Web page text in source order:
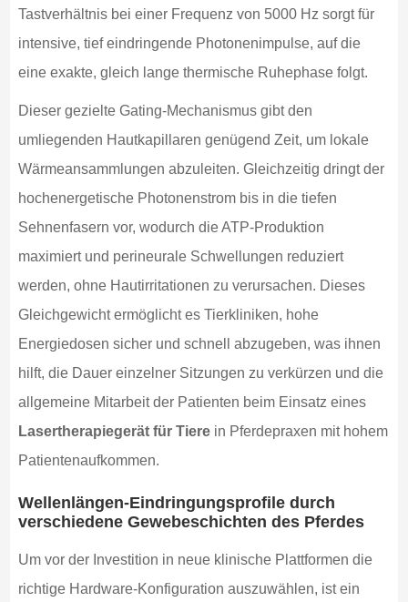
Tastverhältnis bei einer Frequenz von 5000 Hz sorgt für
intensive, tief eindringende Photonenimpulse, auf die
eine exakte, gleich lange thermische Ruhephase folgt.
Dieser gezielte Gating-Mechanismus gibt den
umliegenden Hautkapillaren genügend Zeit, um lokale
Wärmeansammlungen abzuleiten. Gleichzeitig dringt der
hochenergetische Photonenstrom bis in die tiefen
Sehnenfasern vor, wodurch die ATP-Produktion
maximiert und perineurale Schwellungen reduziert
werden, ohne Hautirritationen zu verursachen. Dieses
Gleichgewicht ermöglicht es Tierkliniken, hohe
Energiedosen sicher und schnell abzugeben, was ihnen
hilft, die Dauer einzelner Sitzungen zu verkürzen und die
allgemeine Mitarbeit der Patienten beim Einsatz eines
Lasertherapiegerät für Tierein Pferdepraxen mit hohem
Patientenaufkommen.
Wellenlängen-Eindringungsprofile durch
verschiedene Gewebeschichten des Pferdes
Um vor der Investition in neue klinische Plattformen die
richtige Hardware-Konfiguration auszuwählen, ist ein